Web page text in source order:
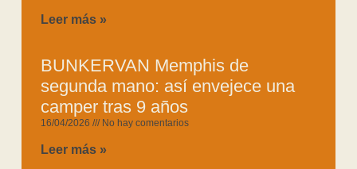
Leer más »
BUNKERVAN Memphis de
segunda mano: así envejece una
camper tras 9 años
16/04/2026 No hay comentarios
Leer más »